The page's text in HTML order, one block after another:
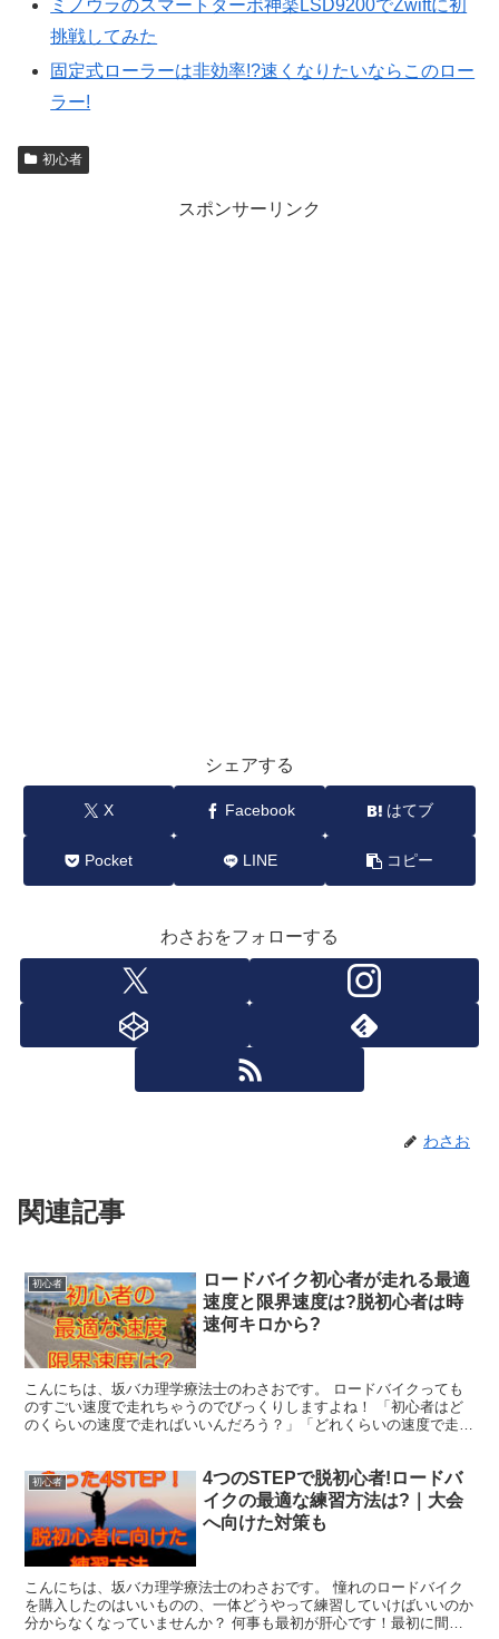
ミノウラのスマートターボ神楽LSD9200でZwiftに初
挑戦してみた
固定式ローラーは非効率!?速くなりたいならこのロー
ラー!
初心者
スポンサーリンク
シェアする
X Facebook はてブ
Pocket LINE コピー
わさおをフォローする
わさお
関連記事
初心者
ロードバイク初心者が走れる最適
速度と限界速度は?脱初心者は時
速何キロから?
こんにちは、坂バカ理学療法士のわさおです。 ロードバイクっても
のすごい速度で走れちゃうのでびっくりしますよね！ 「初心者はど
のくらいの速度で走ればいいんだろう？」「どれくらいの速度で走れ
初心者
4つのSTEPで脱初心者!ロードバ
イクの最適な練習方法は?｜大会
へ向けた対策も
こんにちは、坂バカ理学療法士のわさおです。 憧れのロードバイク
を購入したのはいいものの、一体どうやって練習していけばいいのか
分からなくなっていませんか？ 何事も最初が肝心です！最初に間違